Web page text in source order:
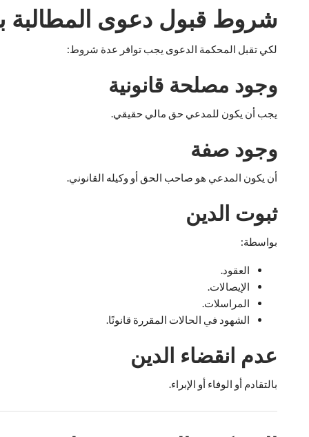
شروط قبول دعوى المطالبة
لكي تقبل المحكمة الدعوى يجب توافر عدة شروط:
وجود مصلحة قانونية
يجب أن يكون للمدعي حق مالي حقيقي.
وجود صفة
أن يكون المدعي هو صاحب الحق أو وكيله القانوني.
ثبوت الدين
بواسطة:
العقود.
الإيصالات.
المراسلات.
الشهود في الحالات المقررة قانونًا.
عدم انقضاء الدين
بالتقادم أو الوفاء أو الإبراء.